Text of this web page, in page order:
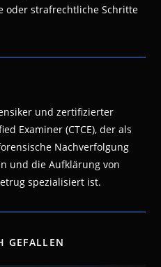
oder strafrechtliche Schritte
und zertifizierter
Examiner (CTCE), der als
Nachverfolgung
und die Aufklärung von
spezialisiert ist.
GEFALLEN